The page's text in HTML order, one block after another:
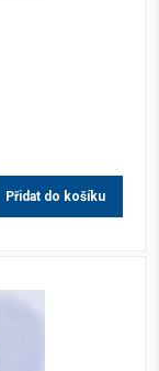
Přidat do košíku